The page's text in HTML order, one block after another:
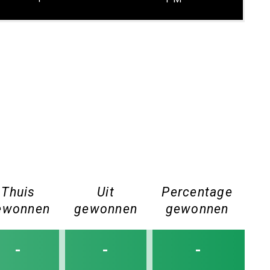
Thuis
Uit
gewonnen
Percentage
gewonnen
- - -